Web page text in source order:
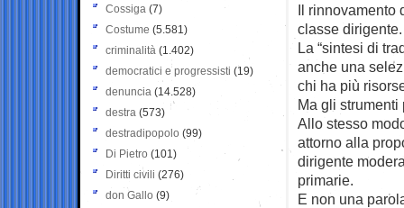
Il rinnovamento
classe dirigente.
La “sintesi di
anche una
chi ha più
Ma gli
Allo stesso
attorno alla
dirigente
primarie.
E non una
Cossiga (7)
Costume (5.581)
criminalità (1.402)
democratici e progressisti (19)
denuncia (14.528)
destra (573)
destradipopolo (99)
Di Pietro (101)
Diritti civili (276)
don Gallo (9)